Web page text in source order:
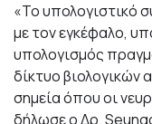
«Το υπολογιστικό
με τον εγκέφαλο,
υπολογισμός
δίκτυο
σημεία όπου οι
δήλωσε ο Δρ.